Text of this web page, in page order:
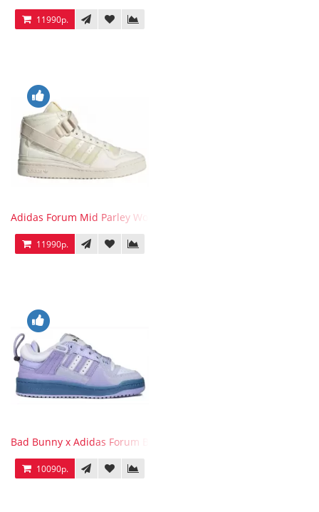
11990р.
Adidas Forum Mid Parley Wonder White
11990р.
Bad Bunny x Adidas Forum Buckle Low Purple Blue
10090р.